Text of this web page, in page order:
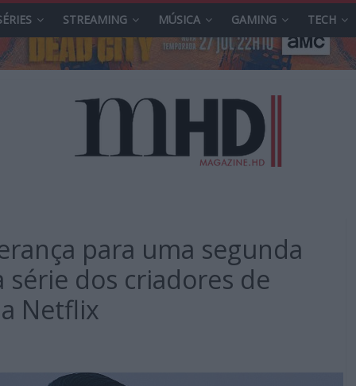
STREAMING MÚSICA GAMING TECH
para uma segunda
dos criadores de
Netflix